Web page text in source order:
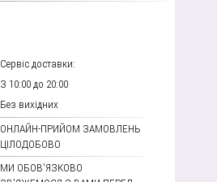
Сервіс доставки:
З 10:00 до 20:00
Без вихідних
ОНЛАЙН-ПРИЙОМ ЗАМОВЛЕНЬ
ЦІЛОДОБОВО
МИ ОБОВ'ЯЗКОВО